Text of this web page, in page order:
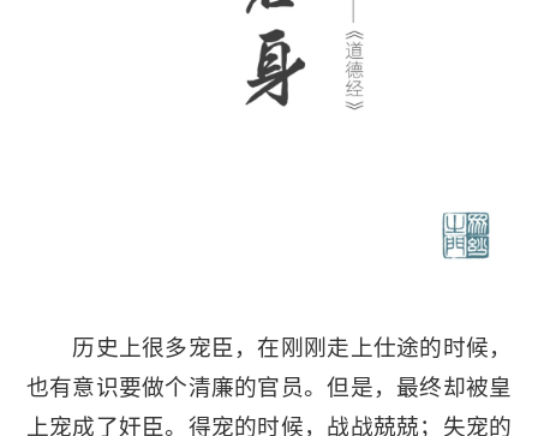
历史上很多宠臣，在刚刚走上仕途的时候，
也有意识要做个清廉的官员。但是，最终却被皇
上宠成了奸臣。得宠的时候，战战兢兢；失宠的